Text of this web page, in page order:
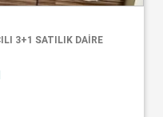
3+1 SATILIK DAİRE